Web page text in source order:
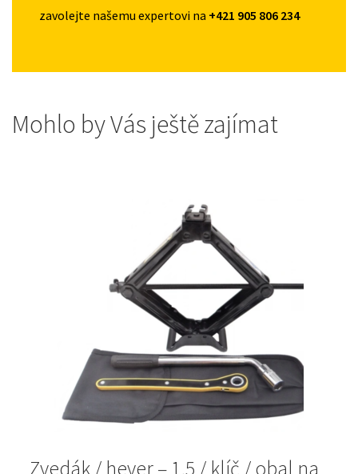
zavolejte našemu expertovi na +421 905 806 234
Mohlo by Vás ještě zajímat
Zvedák / hever – 1,5 / klíč / obal na